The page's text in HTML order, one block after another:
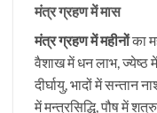
मंत्र ग्रहण में मास
मंत्र ग्रहण में महीनोंका
वैशाख में धन लाभ, ज्येष्ठ
दीर्घायु, भादों में सन्तान
में मन्त्रसिद्धि, पौष में